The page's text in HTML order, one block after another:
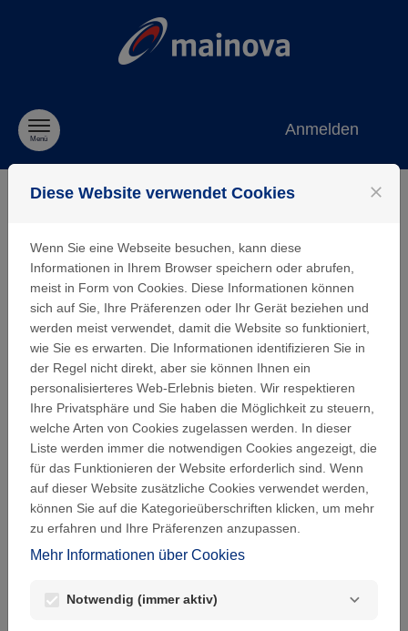
Menü
Anmelden
Förderanfrage
Herzlichen Dank für Ihr Interesse an einer
Unterstützung durch die Mainova AG.
Für Frankfurt und unsere Heimatregion Rhein-Main ist
Mainova mehr als ein zuverlässiger
Energiedienstleister. Wir unterstützen gemeinnützig
anerkannte Institutionen und ausgewählte Projekte
und leisten so einen freiwilligen Beitrag, um die
Lebensqualität und nachhaltige Entwicklung der
Region zu fördern. Unser Ziel: Kulturelle Vielfalt,
sportliche Aktivität, soziale Integration und stabile
beachten Sie bitte die folgenden Hinweise:
Diese Website verwendet Cookies close
Wenn Sie eine Webseite besuchen, kann diese
Informationen in Ihrem Browser speichern oder abrufen,
meist in Form von Cookies. Diese Informationen können
sich auf Sie, Ihre Präferenzen oder Ihr Gerät beziehen und
werden meist verwendet, damit die Website so funktioniert,
wie Sie es erwarten. Die Informationen identifizieren Sie in
der Regel nicht direkt, aber sie können Ihnen ein
personalisierteres Web-Erlebnis bieten. Wir respektieren
Ihre Privatsphäre und Sie haben die Möglichkeit zu steuern,
welche Arten von Cookies zugelassen werden. In dieser
Liste werden immer die notwendigen Cookies angezeigt, die
für das Funktionieren der Website erforderlich sind. Wenn
auf dieser Website zusätzliche Cookies verwendet werden,
können Sie auf die Kategorieüberschriften klicken, um mehr
zu erfahren und Ihre Präferenzen anzupassen.
Mehr Informationen über Cookies
Notwendig (immer aktiv)